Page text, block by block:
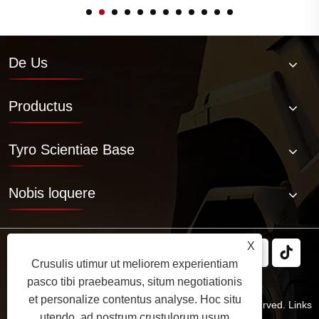
De Us
Productus
Tyro Scientiae Base
Nobis loquere
Copyright © 2025 JABIL Rubber Co., Ltd. All Rights Reserved. Links
X
Crusulis utimur ut meliorem experientiam
pasco tibi praebeamus, situm negotiationis
et personalize contentus analyse. Hoc situ